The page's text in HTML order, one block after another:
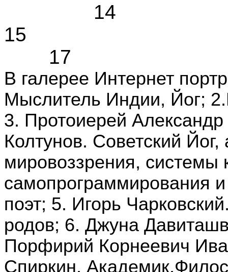
15
17
В галерее Интернет
Мыслитель Индии, Йог;
3. Протоиерей
Колтунов. Советский
мировоззрения, системы
самопрограммирования
поэт; 5. Игорь
родов; 6. Джуна
Порфирий Корнеевич
Спиркин.